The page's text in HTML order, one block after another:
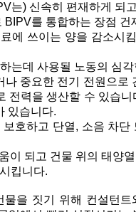
는) 신속히 편재하게 되
를 통합하는 장점 건
에 쓰이는 양을 감소시
는데 사용될 노동의 심각
중요한 전기 전원으로
전력을 생산할 수 있습
있습니다.
호하고 단열, 소음 차
이 되고 건물 위의 태양
킵니다.
을 짓기 위해 컨설턴트